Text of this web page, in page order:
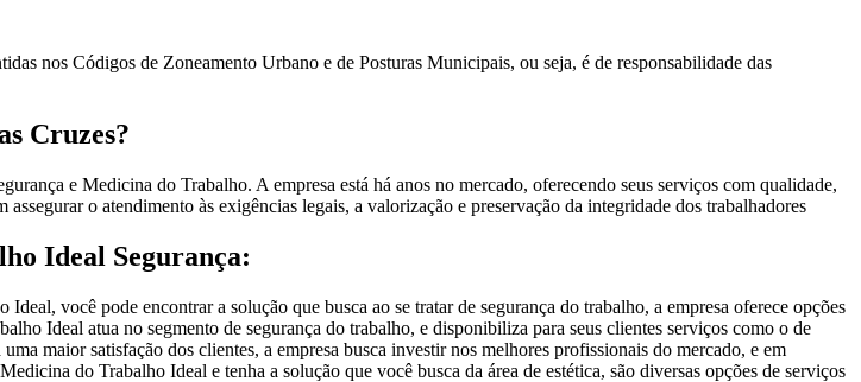
nos Códigos de Zoneamento Urbano e de Posturas Municipais, ou seja, é de responsabilidade das
Cruzes?
e Medicina do Trabalho. A empresa está há anos no mercado, oferecendo seus serviços com qualidade,
o atendimento às exigências legais, a valorização e preservação da integridade dos trabalhadores
Ideal Segurança:
você pode encontrar a solução que busca ao se tratar de segurança do trabalho, a empresa oferece opções
Ideal atua no segmento de segurança do trabalho, e disponibiliza para seus clientes serviços como o de
maior satisfação dos clientes, a empresa busca investir nos melhores profissionais do mercado, e em
do Trabalho Ideal e tenha a solução que você busca da área de estética, são diversas opções de serviços